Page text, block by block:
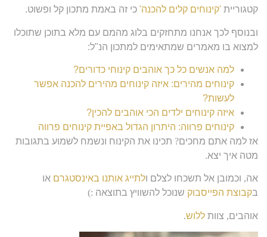
קטגוריית 'קינוחים קלים להכנה' כי זה באמת מתכון קל ופשוט.
ובנוסף לכך אנחנו מתחזקים בלוג מהמם עם מלא בתוכן שתוכלו
למצוא בו מאמרים שמתאימים למתכון הנ"ל:
למה אנשים כל כך אוהבים קינוחי כדורים?
קינוחים מהירים: איזה קינוחים מהירים להכנה אפשר
לעשות?
איזה קינוחים ילדים הכי אוהבים להכין?
קינוחים פרווה: היתרון הגדול באפיית קינוחים פרווה
אז למה אתם מחכים? תכינו את הקינוח ונשמח לשמוע בתגובות
מטה איך יצא.
אה, וכמובן אל תשכחו לצלם ולתייג אותנו באינסטגרם או
בקבוצת הפייסבוק שנוכל להשוויץ בתוצאה :)
אוהבים, צוות ללוש.